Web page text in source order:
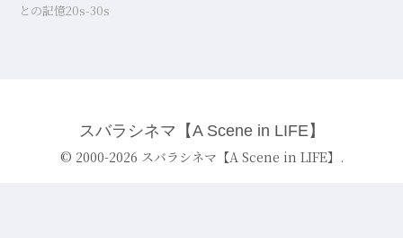
との記憶20s-30s
スバラシネマ【A Scene in LIFE】
© 2000-2026 スバラシネマ【A Scene in LIFE】.